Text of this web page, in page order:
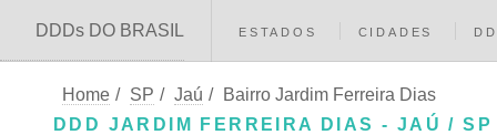
DDDs DO BRASIL ESTADOS CIDADES
Home / SP / Jaú /
Bairro Jardim Ferreira Dias
DDD JARDIM FERREIRA DIAS - JAÚ / SP